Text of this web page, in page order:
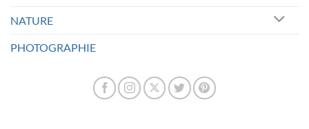
NATURE
PHOTOGRAPHIE